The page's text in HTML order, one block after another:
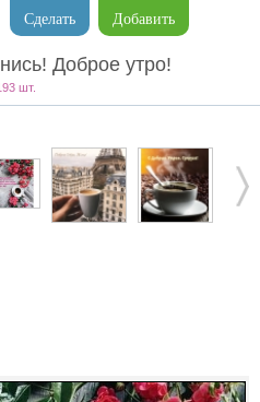
Добавить
Сделать
Доброе утро!
шт.